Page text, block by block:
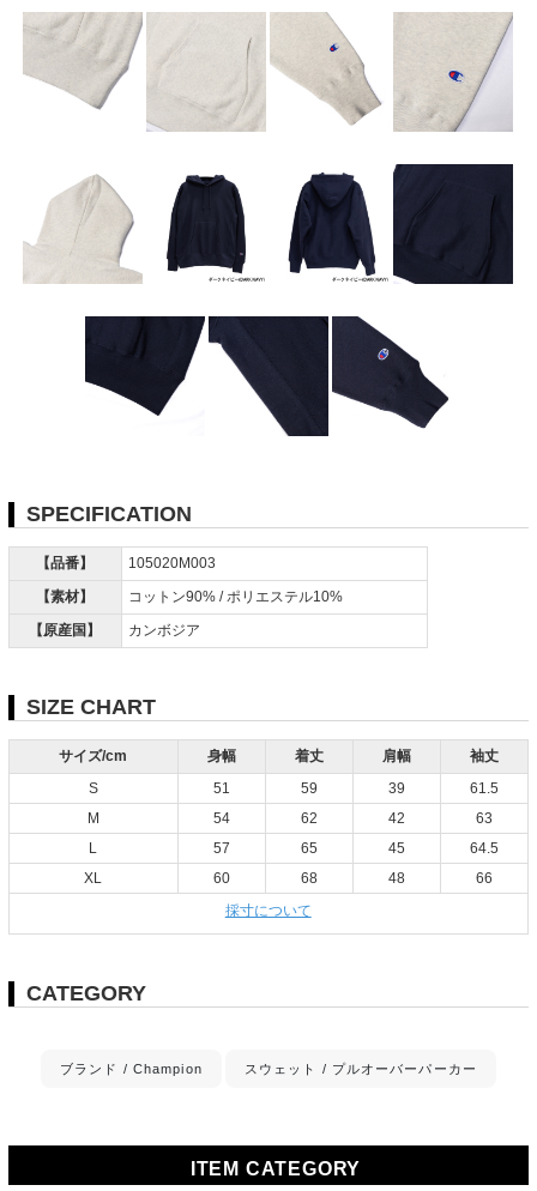
SPECIFICATION
【品番】
105020M003
【素材】
コットン90% / ポリエステル10%
【原産国】
カンボジア
SIZE CHART
サイズ/cm 身幅 着丈 肩幅
袖丈
S
51 59 39
61.5
M
54 62 42
63
L
57 65 45
64.5
XL
60 68 48
66
採寸について
CATEGORY
ブランド / Champion スウェット / プルオーバーパーカー
ITEM CATEGORY